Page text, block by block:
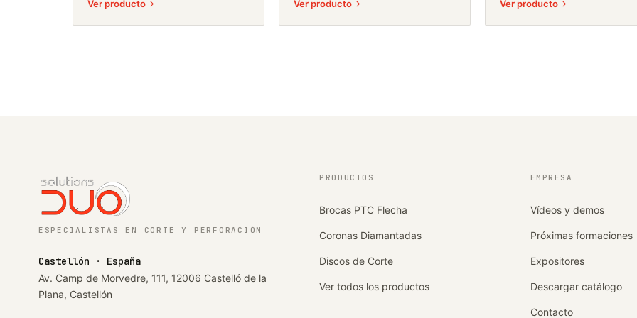
Ver producto Ver producto Ver producto
ESPECIALISTAS EN CORTE Y PERFORACIÓN
Castellón · España
Av. Camp de Morvedre, 111, 12006 Castelló de la
Plana, Castellón
PRODUCTOS
Brocas PTC Flecha
Coronas Diamantadas
Discos de Corte
Ver todos los productos
EMPRESA
Vídeos y demos
Próximas formaciones
Expositores
Descargar catálogo
Contacto